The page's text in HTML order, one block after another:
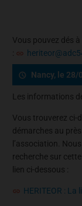
Vous pouvez dés
:
Nancy, le 28/
Les informations
Vous trouverez ci-
démarches au
l’association.
recherche sur
lien ci-dessous :
HERITEOR :